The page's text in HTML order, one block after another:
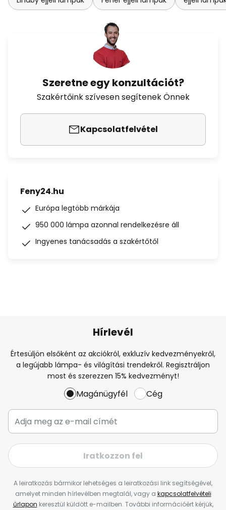
Szeretne egy konzultációt?
Szakértőink szívesen segítenek Önnek
Kapcsolatfelvétel
Feny24.hu
Európa legtöbb márkája
950 000 lámpa azonnal rendelkezésre áll
Ingyenes tanácsadás a szakértőtől
Hírlevél
Értesüljön elsőként az akciókról, exkluzív kedvezményekről,
a legújabb lámpa- és világítási trendekről. Regisztráljon
most és szerezzen 15% kedvezményt!
Magánügyfél Cég
Iratkozzon fel
A leiratkozás bármikor lehetséges a leiratkozási link segítségével,
amelyet minden hírlevélben megtalál, vagy a kapcsolatfelvételi
űrlapon keresztül küldött e-mailben. További információért kérjük,